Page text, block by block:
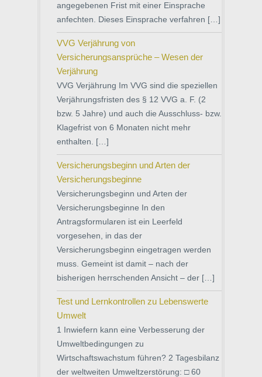
angegebenen Frist mit einer Einsprache
anfechten. Dieses Einsprache verfahren […]
VVG Verjährung von
Versicherungsansprüche – Wesen der
Verjährung
VVG Verjährung Im VVG sind die speziellen
Verjährungsfristen des § 12 VVG a. F. (2
bzw. 5 Jahre) und auch die Ausschluss- bzw.
Klagefrist von 6 Monaten nicht mehr
enthalten. […]
Versicherungsbeginn und Arten der
Versicherungsbeginne
Versicherungsbeginn und Arten der
Versicherungsbeginne In den
Antragsformularen ist ein Leerfeld
vorgesehen, in das der
Versicherungsbeginn eingetragen werden
muss. Gemeint ist damit – nach der
bisherigen herrschenden Ansicht – der […]
Test und Lernkontrollen zu Lebenswerte
Umwelt
1 Inwiefern kann eine Verbesserung der
Umweltbedingungen zu
Wirtschaftswachstum führen? 2 Tagesbilanz
der weltweiten Umweltzerstörung: □ 60